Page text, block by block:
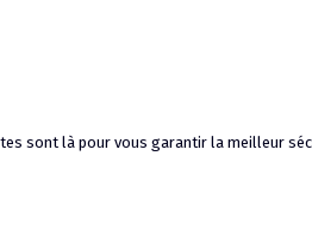
sont là pour vous garantir la meilleur